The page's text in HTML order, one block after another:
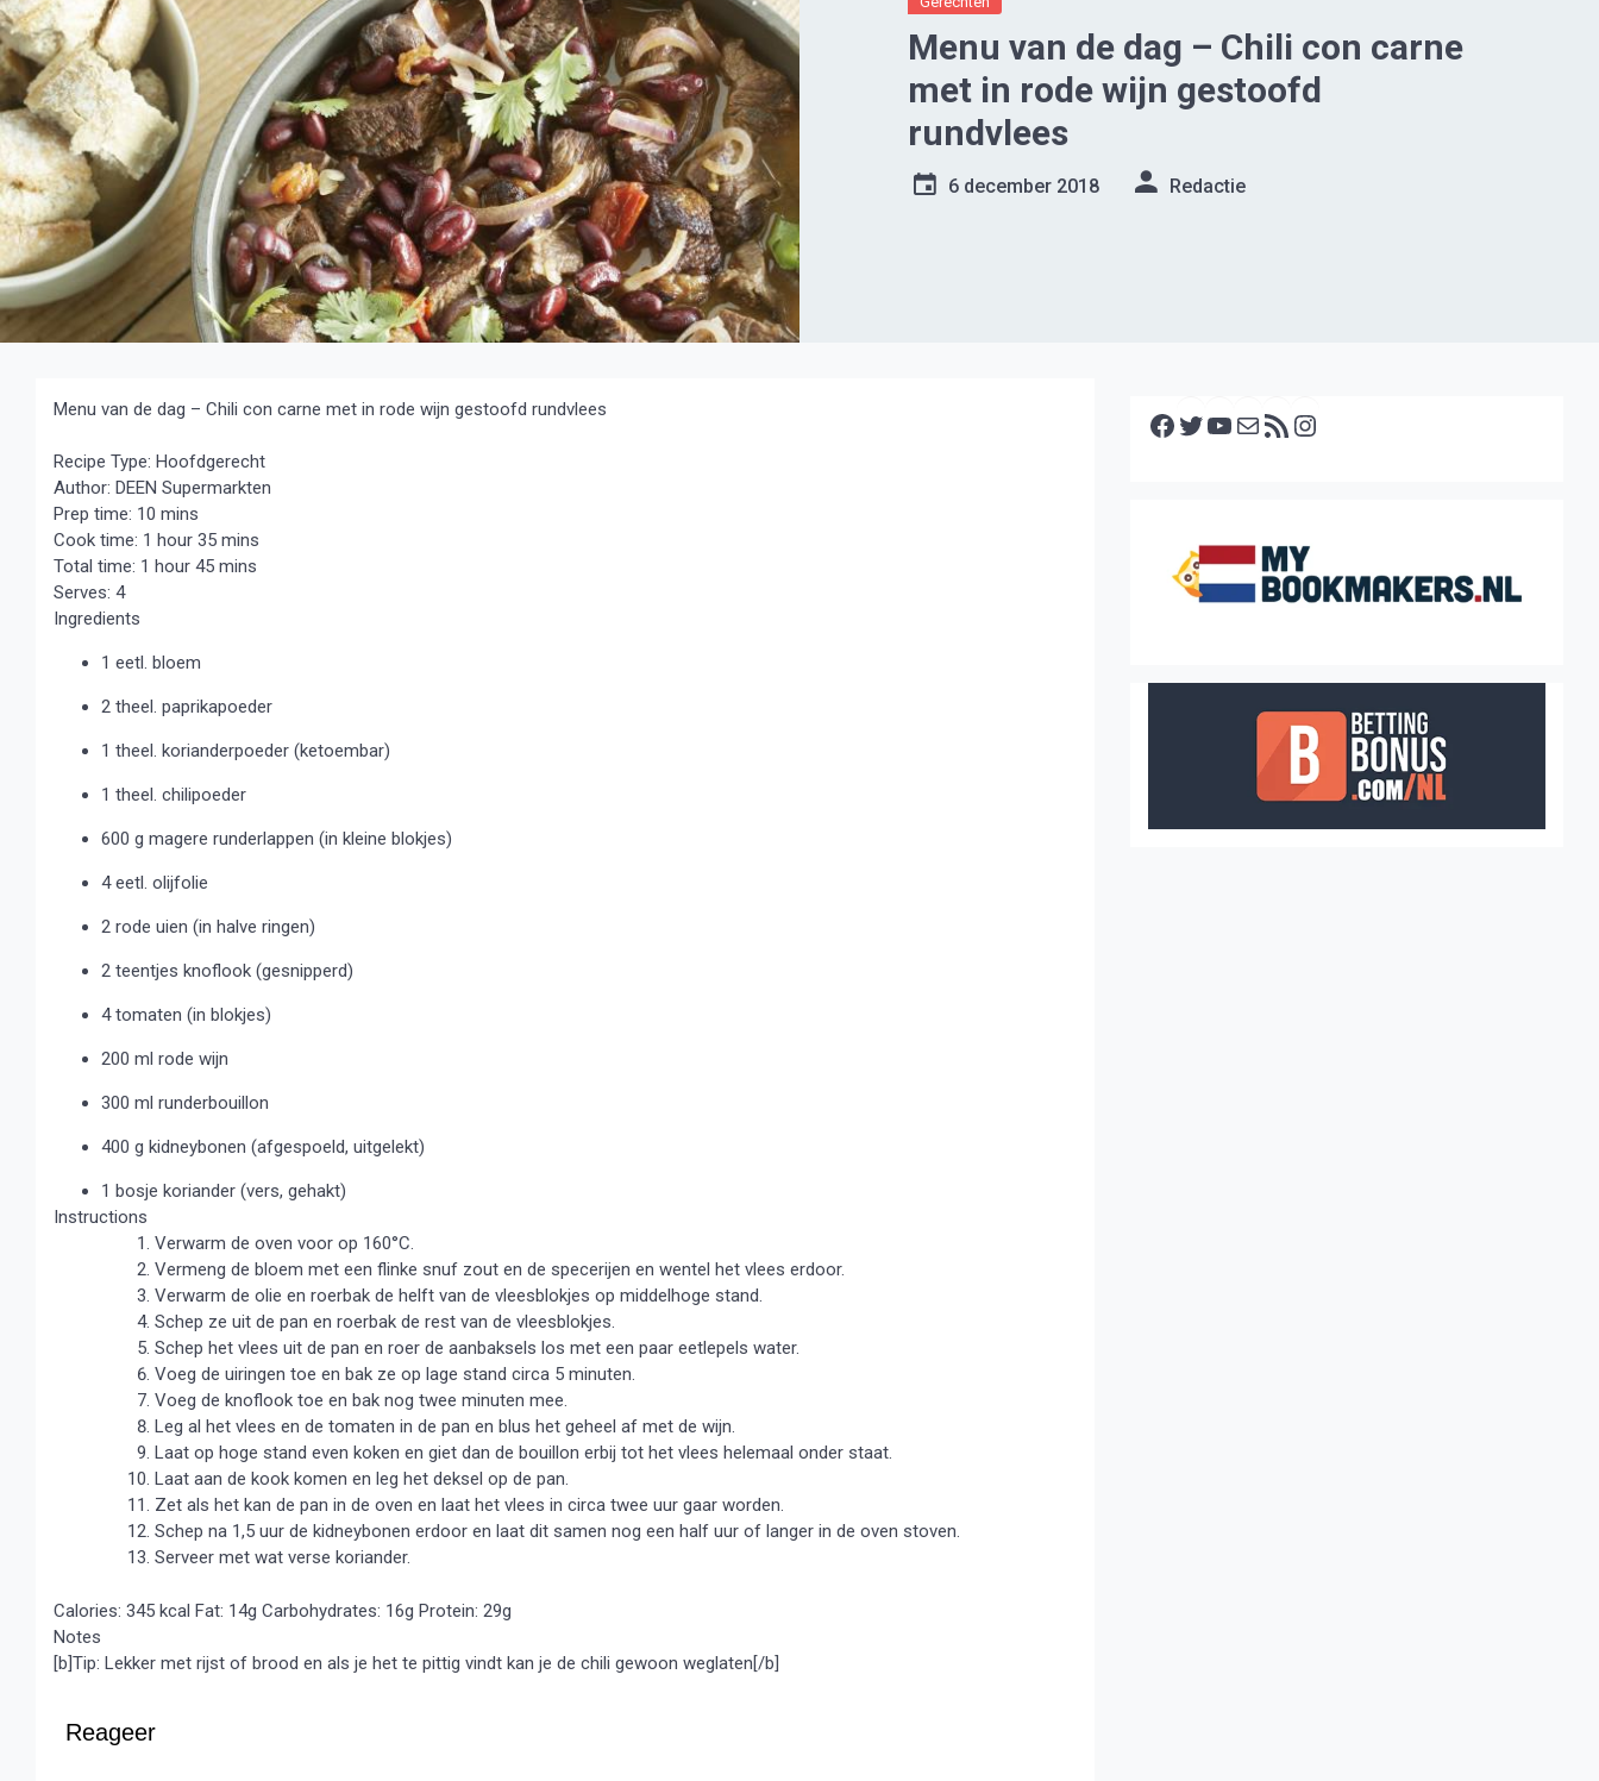
Menu van de dag – Chili con carne
met in rode wijn gestoofd
rundvlees
6 december 2018 Redactie
Menu van de dag – Chili con carne met in rode wijn gestoofd rundvlees
Recipe Type: Hoofdgerecht
Author: DEEN Supermarkten
Prep time: 10 mins
Cook time: 1 hour 35 mins
Total time: 1 hour 45 mins
Serves: 4
Ingredients
1 eetl. bloem
2 theel. paprikapoeder
1 theel. korianderpoeder (ketoembar)
1 theel. chilipoeder
600 g magere runderlappen (in kleine blokjes)
4 eetl. olijfolie
2 rode uien (in halve ringen)
2 teentjes knoflook (gesnipperd)
4 tomaten (in blokjes)
200 ml rode wijn
300 ml runderbouillon
400 g kidneybonen (afgespoeld, uitgelekt)
1 bosje koriander (vers, gehakt)
Instructions
Verwarm de oven voor op 160°C.
Vermeng de bloem met een flinke snuf zout en de specerijen en wentel het vlees erdoor.
Verwarm de olie en roerbak de helft van de vleesblokjes op middelhoge stand.
Schep ze uit de pan en roerbak de rest van de vleesblokjes.
Schep het vlees uit de pan en roer de aanbaksels los met een paar eetlepels water.
Voeg de uiringen toe en bak ze op lage stand circa 5 minuten.
Voeg de knoflook toe en bak nog twee minuten mee.
Leg al het vlees en de tomaten in de pan en blus het geheel af met de wijn.
Laat op hoge stand even koken en giet dan de bouillon erbij tot het vlees helemaal onder staat.
Laat aan de kook komen en leg het deksel op de pan.
Zet als het kan de pan in de oven en laat het vlees in circa twee uur gaar worden.
Schep na 1,5 uur de kidneybonen erdoor en laat dit samen nog een half uur of langer in de oven stoven.
Serveer met wat verse koriander.
Calories: 345 kcal Fat: 14g Carbohydrates: 16g Protein: 29g
Notes
[b]Tip: Lekker met rijst of brood en als je het te pittig vindt kan je de chili gewoon weglaten[/b]
Reageer
Facebook Twitter YouTube E-mail RSS feed